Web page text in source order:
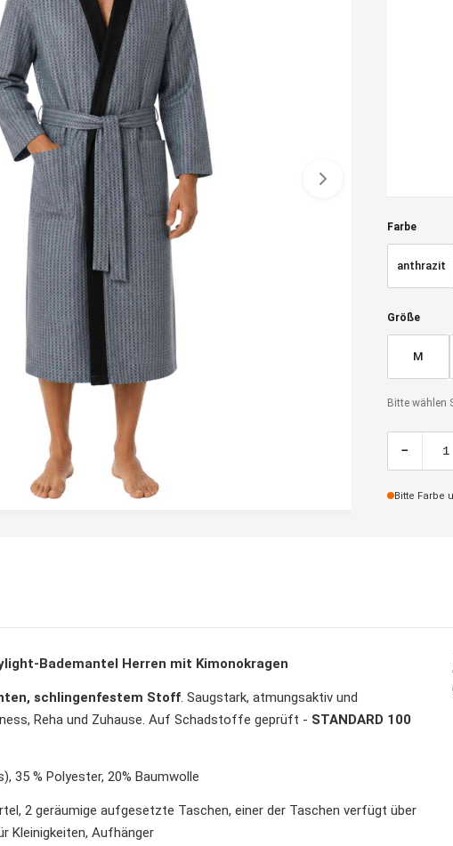
Farbe
anthrazit
Größe
M
Bitte wählen
−
Bitte Farbe
Bademantel Herren mit Kimonokragen
schlingenfestem Stoff. Saugstark, atmungsaktiv und
Reha und Zuhause. Auf Schadstoffe geprüft - STANDARD 100
35 % Polyester, 20% Baumwolle
2 geräumige aufgesetzte Taschen, einer der Taschen verfügt über
Kleinigkeiten, Aufhänger